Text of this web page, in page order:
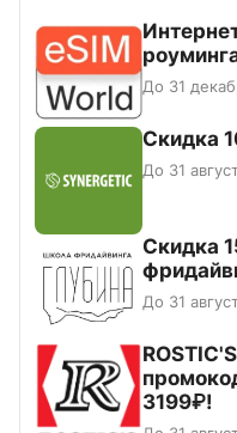
До 31
Скидка
До 31
Скидка
До 31
3199₽!